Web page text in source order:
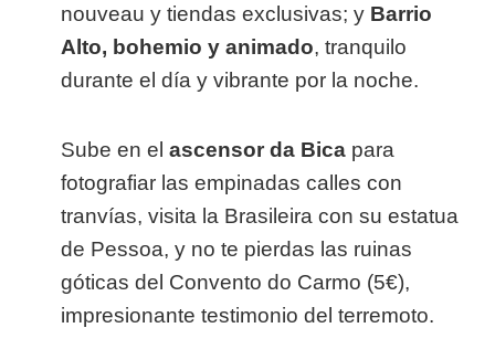
nouveau y tiendas exclusivas; y Barrio
Alto, bohemio y animado, tranquilo
durante el día y vibrante por la noche.
Sube en el ascensor da Bica para
fotografiar las empinadas calles con
tranvías, visita la Brasileira con su estatua
de Pessoa, y no te pierdas las ruinas
góticas del Convento do Carmo (5€),
impresionante testimonio del terremoto.